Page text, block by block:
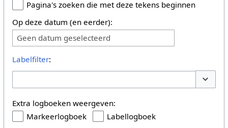
Pagina's zoeken die met deze tekens beginnen
Op deze datum (en eerder):
Geen datum geselecteerd
Labelfilter:
Extra logboeken weergeven:
Markeerlogboek
Labellogboek